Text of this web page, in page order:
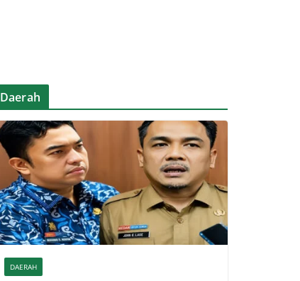
Daerah
DAERAH